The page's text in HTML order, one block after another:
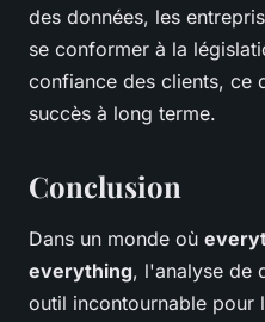
des données, les
se conformer à la
confiance des clients, ce
succès à long terme.
Conclusion
Dans un monde où
everything, l'analyse de
outil incontournable pour